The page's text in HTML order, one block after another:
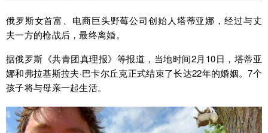
俄罗斯女首富、电商巨头野莓公司创始人塔蒂亚娜，经过与丈
夫一方的枪战后，最终离婚。
据俄罗斯《共青团真理报》等报道，当地时间2月10日，塔蒂亚
娜和弗拉基斯拉夫·巴卡尔丘克正式结束了长达22年的婚姻。7个
孩子将与母亲一起生活。